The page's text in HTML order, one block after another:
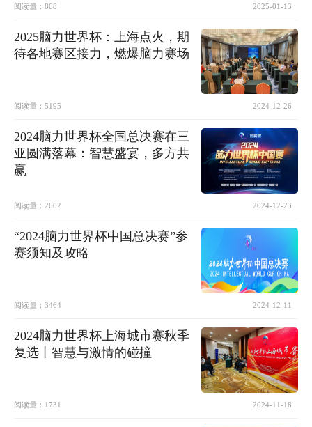
阅读量： 868 2025-01-13
2025脑力世界杯：上海点火，期
待各地赛区接力，燃爆脑力赛场
阅读量： 5195 2024-12-26
2024脑力世界杯全国总决赛在三
亚圆满落幕：智慧盛宴，多方共
赢
阅读量： 2602 2024-12-23
“2024脑力世界杯中国总决赛”参
赛须知及攻略
阅读量： 3464 2024-12-11
2024脑力世界杯上海城市赛秋季
复选丨智慧与激情的碰撞
阅读量： 1731 2024-11-18